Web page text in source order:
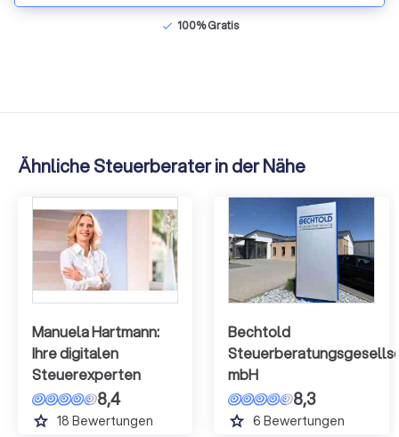
check 100% Gratis
Ähnliche Steuerberater in der Nähe
Manuela Hartmann:
Ihre digitalen
Steuerexperten
8,4
grade 18 Bewertungen
Bechtold
mbH
8,3
grade 6 Bewertungen